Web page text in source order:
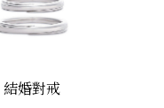
結婚對戒